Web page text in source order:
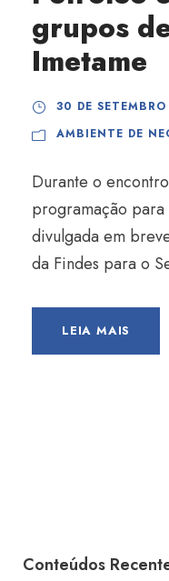
grupos
Imetame
30 DE
AMBIENTE DE
Durante o
programação
divulgada em
da Findes para o
LEIA MAIS
Conteúdos